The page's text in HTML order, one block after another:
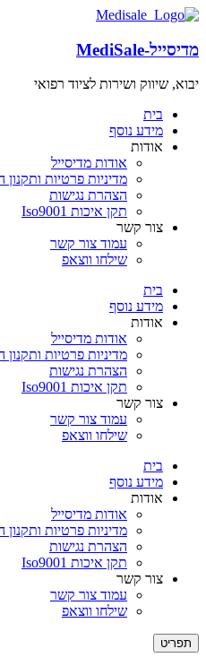
שִׂים
בְּאֲתָר
מֻפְעֶלֶת
לִנְגִישׁוּת
לְהַתְאָמַת
הָאֲתָר
הַמִּשְׁתַּמְּשִׁים
קוֹרֵא־מָסָךְ;
תַּפְרִיט
נְגִישׁוּת.
מדיסייל-MediSale
יבוא, שיווק ושירות לציוד רפואי
בית
מידע נוסף
אודות
אודות מדיסייל
מדיניות פרטיות
הצהרת נגישות
תקן איכות Iso9001
צור קשר
עמוד צור קשר
שילחו ווצאפ
בית
מידע נוסף
אודות
אודות מדיסייל
מדיניות פרטיות
הצהרת נגישות
תקן איכות Iso9001
צור קשר
עמוד צור קשר
שילחו ווצאפ
בית
מידע נוסף
אודות
אודות מדיסייל
מדיניות פרטיות
הצהרת נגישות
תקן איכות Iso9001
צור קשר
עמוד צור קשר
שילחו ווצאפ
תפריט